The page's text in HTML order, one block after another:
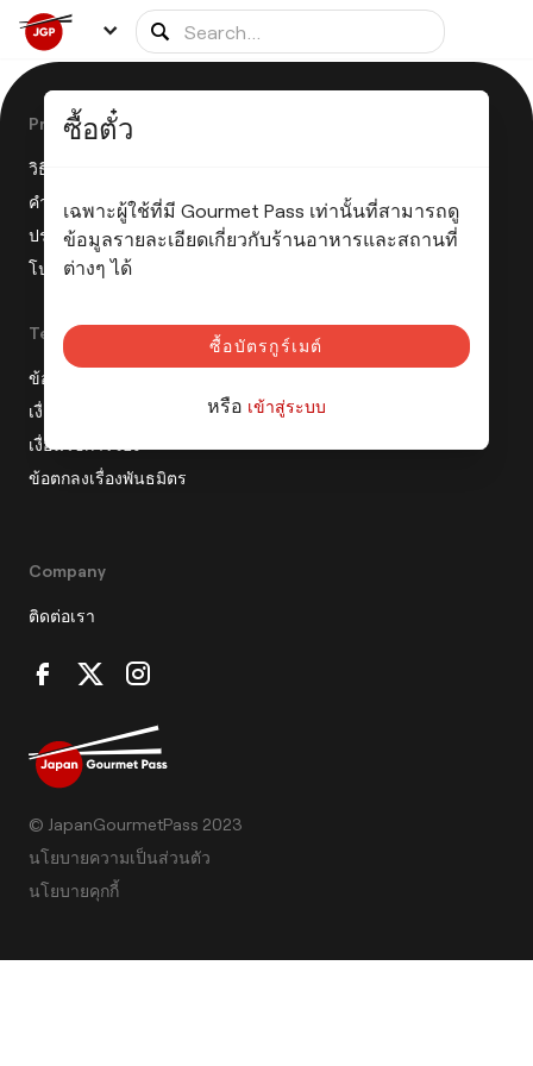
ซื้อตั๋ว
เฉพาะผู้ใช้ที่มี Gourmet Pass เท่านั้นที่สามารถดู
ข้อมูลรายละเอียดเกี่ยวกับร้านอาหารและสถานที่
ต่างๆ ได้
ซื้อบัตรกูร์เมต์
หรือ เข้าสู่ระบบ
Product
วิธีการทำงานของ JGP คืออย่างไร?
คำถามที่พบบ่อย
ประกาศข่าว
โปรแกรมพันธมิตร
Terms
ข้อกำหนดการขาย
เงื่อนไขการใช้บริการ
เงื่อนไขการจอง
ข้อตกลงเรื่องพันธมิตร
Company
ติดต่อเรา
© JapanGourmetPass 2023
นโยบายความเป็นส่วนตัว
นโยบายคุกกี้